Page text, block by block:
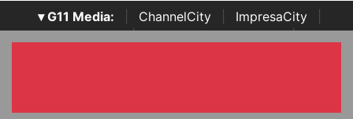
▾ G11 Media: ChannelCity ImpresaCity
SecurityOpenLab | Italian Channel Awards | Italian